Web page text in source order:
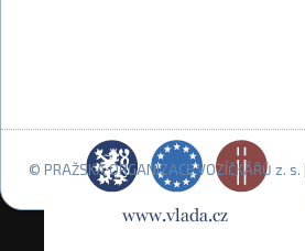
© PRAŽSKÁ ORGANIZACE VOZÍČKÁŘŮ z. s. |